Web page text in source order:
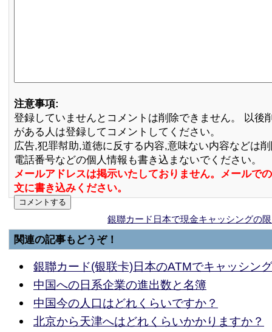
注意事項:
登録していませんとコメントは削除できません。 以後
がある人は登録してコメントしてください。
広告,犯罪幇助,道徳に反する内容,意味ない内容などは
電話番号などの個人情報も書き込まないでください。
メールアドレスは掲示いたしておりません。メールで
文に書き込みください。
銀聯カード日本で現金キャッシングの
関連の記事もどうぞ！
銀聯カード(银联卡)日本のATMでキャッシン
中国への日系企業の進出数と名簿
中国今の人口はどれくらいですか？
北京から天津へはどれくらいかかりますか？